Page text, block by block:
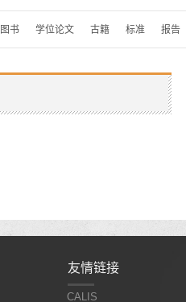
书 学位论文 古籍 标准 报告
友情链接
CALIS